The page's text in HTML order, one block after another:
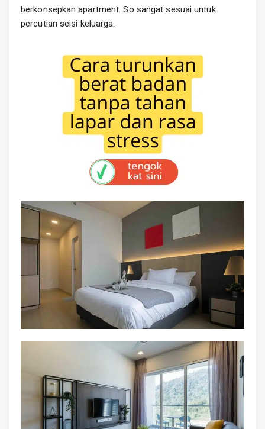
berkonsepkan apartment. So sangat sesuai untuk
percutian seisi keluarga.